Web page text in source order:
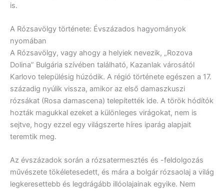
is.
A Rózsavölgy története: Évszázados hagyományok
nyomában
A Rózsavölgy, vagy ahogy a helyiek nevezik, „Rozova
Dolina” Bulgária szívében található, Kazanlak városától
Karlovo településig húzódik. A régió története egészen a 17.
századig nyúlik vissza, amikor az első damaszkuszi
rózsákat (Rosa damascena) telepítették ide. A török hódítók
hozták magukkal ezeket a különleges virágokat, nem is
sejtve, hogy ezzel egy világszerte híres iparág alapjait
teremtik meg.
Az évszázadok során a rózsatermesztés és -feldolgozás
művészete tökéletesedett, és mára a bolgár rózsaolaj a világ
legkeresettebb és legdrágább illóolajainak egyike. Nem